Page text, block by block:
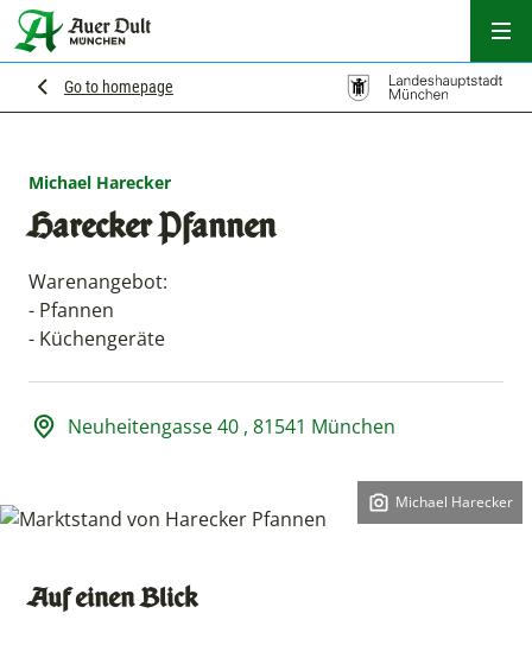
Go to homepage
Michael Harecker
Harecker Pfannen
Warenangebot:
- Pfannen
- Küchengeräte
Adresse und Öffnungszeiten
Neuheitengasse 40 , 81541 München
Copyright:
Michael Harecker
Auf einen Blick